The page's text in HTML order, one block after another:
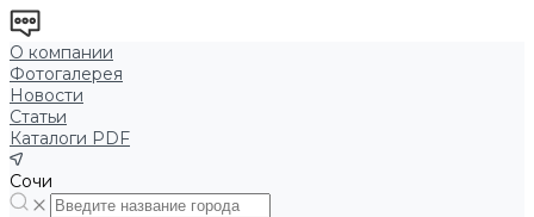
О компании
Фотогалерея
Новости
Статьи
Каталоги PDF
Сочи